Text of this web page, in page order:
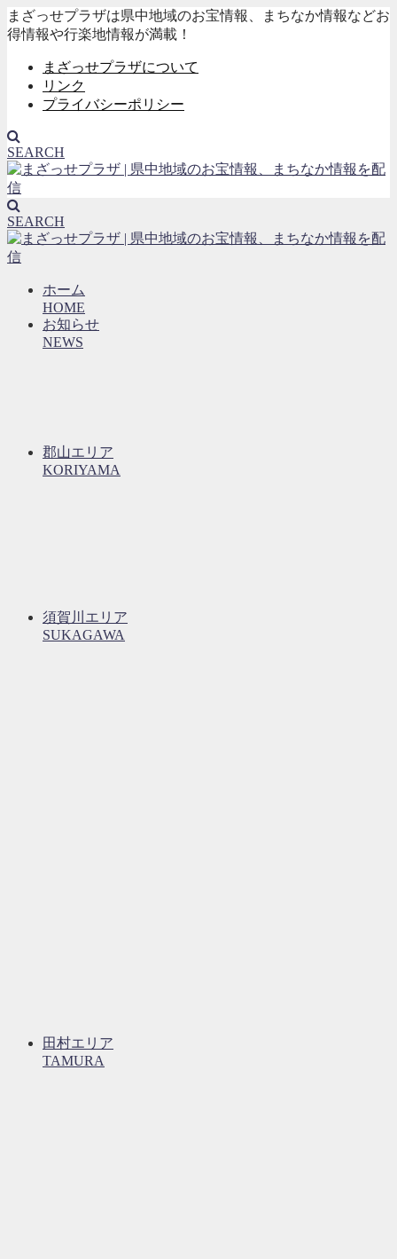
まざっせプラザは県中地域のお宝情報、まちなか情報などお
得情報や行楽地情報が満載！
まざっせプラザについて
リンク
プライバシーポリシー
SEARCH
SEARCH
ホーム
HOME
お知らせ
NEWS
郡山エリア
KORIYAMA
須賀川エリア
SUKAGAWA
田村エリア
TAMURA